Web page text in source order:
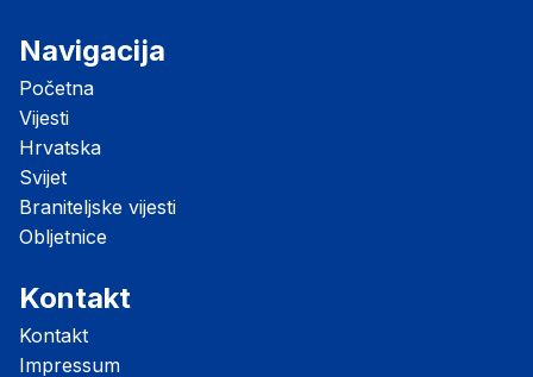
Navigacija
Početna
Vijesti
Hrvatska
Svijet
Braniteljske vijesti
Obljetnice
Kontakt
Kontakt
Impressum